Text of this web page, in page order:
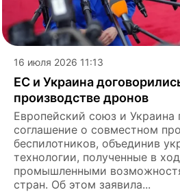
16 июля 2026 11:13
ЕС и Украина
производстве дронов
Европейский союз и Украина
соглашение о совместном
беспилотников, объединив
технологии, полученные в
промышленными
стран. Об этом заявила...